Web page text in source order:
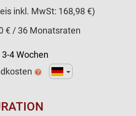
inkl. MwSt: 168,98 €)
€ / 36 Monatsraten
4 Wochen